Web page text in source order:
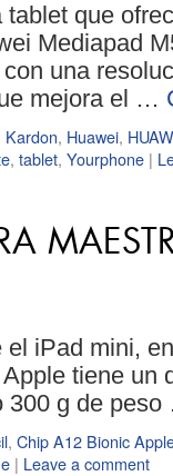
que
Mediapad
una
mejora el …
Kardon, Huawei,
, tablet, Yourphone |
iPad mini,
tiene un
300 g de
, Chip A12 Bionic
| Leave a comment